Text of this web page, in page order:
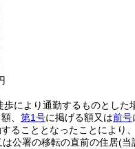
により通勤するものとした
、 第1号に掲げる額又は前号
ることとなったことにより
公署の移転の直前の住居(当